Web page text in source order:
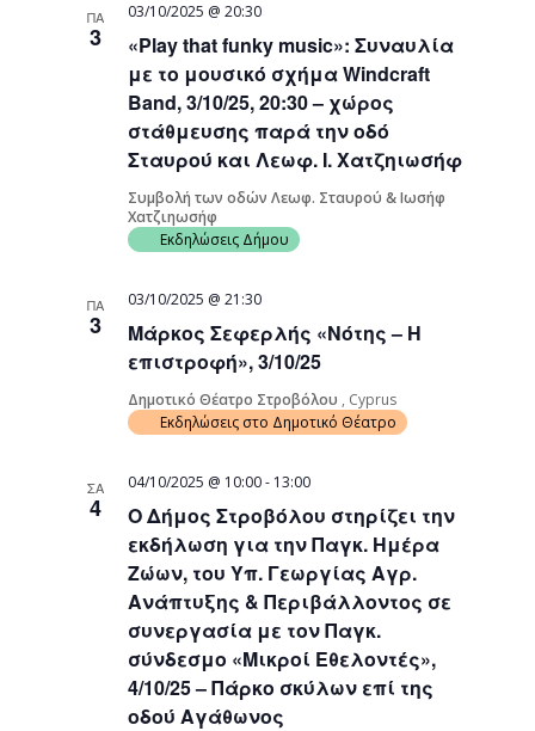
ΠΑ
3
«Play that funky music»: Συναυλία
με το μουσικό σχήμα Windcraft
Band, 3/10/25, 20:30 – χώρος
στάθμευσης παρά την οδό
Σταυρού και Λεωφ. Ι. Χατζηιωσήφ
03/10/2025 @ 20:30
Συμβολή των οδών Λεωφ. Σταυρού & Ιωσήφ
Χατζιηωσήφ
Εκδηλώσεις Δήμου
ΠΑ
3
Μάρκος Σεφερλής «Νότης – Η
επιστροφή», 3/10/25
03/10/2025 @ 21:30
Δημοτικό Θέατρο Στροβόλου , Cyprus
Εκδηλώσεις στο Δημοτικό Θέατρο
ΣΑ
4
Ο Δήμος Στροβόλου στηρίζει την
εκδήλωση για την Παγκ. Ημέρα
Ζώων, του Υπ. Γεωργίας Αγρ.
Ανάπτυξης & Περιβάλλοντος σε
συνεργασία με τον Παγκ.
σύνδεσμο «Μικροί Εθελοντές»,
4/10/25 – Πάρκο σκύλων επί της
οδού Αγάθωνος
04/10/2025 @ 10:00- 13:00